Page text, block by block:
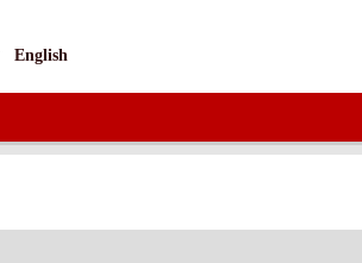
English